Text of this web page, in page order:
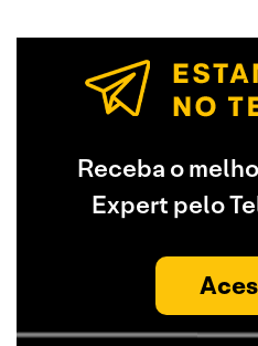
Receba o
Expert pelo